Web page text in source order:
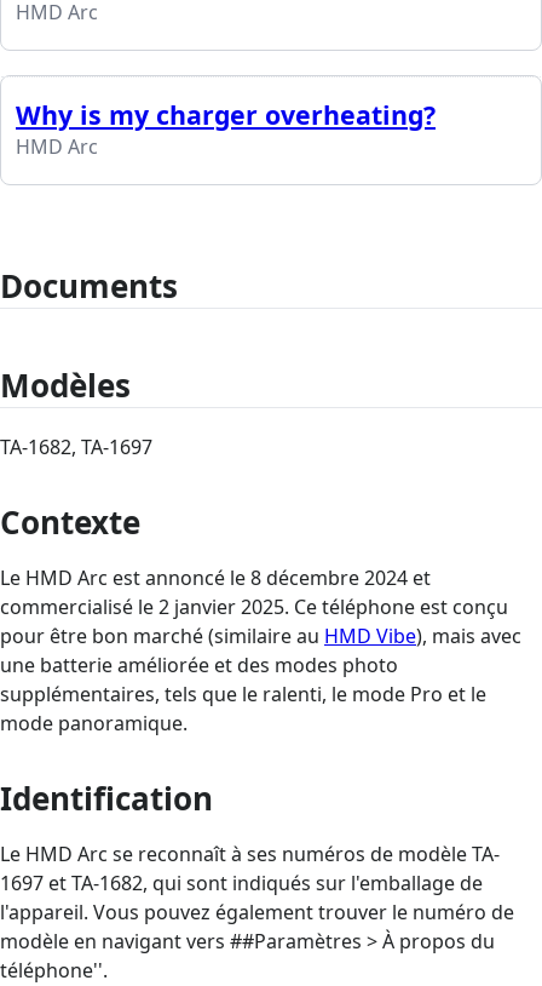
HMD Arc
Why is my charger overheating?
HMD Arc
Documents
Modèles
TA-1682, TA-1697
Contexte
Le HMD Arc est annoncé le 8 décembre 2024 et
commercialisé le 2 janvier 2025. Ce téléphone est conçu
pour être bon marché (similaire au HMD Vibe), mais avec
une batterie améliorée et des modes photo
supplémentaires, tels que le ralenti, le mode Pro et le
mode panoramique.
Identification
Le HMD Arc se reconnaît à ses numéros de modèle TA-
1697 et TA-1682, qui sont indiqués sur l'emballage de
l'appareil. Vous pouvez également trouver le numéro de
modèle en navigant vers ##Paramètres > À propos du
téléphone''.